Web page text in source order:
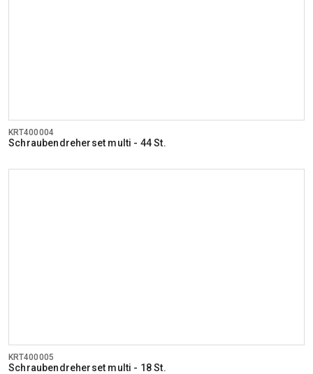
KRT400004
Schraubendreherset multi - 44 St.
KRT400005
Schraubendreherset multi - 18 St.